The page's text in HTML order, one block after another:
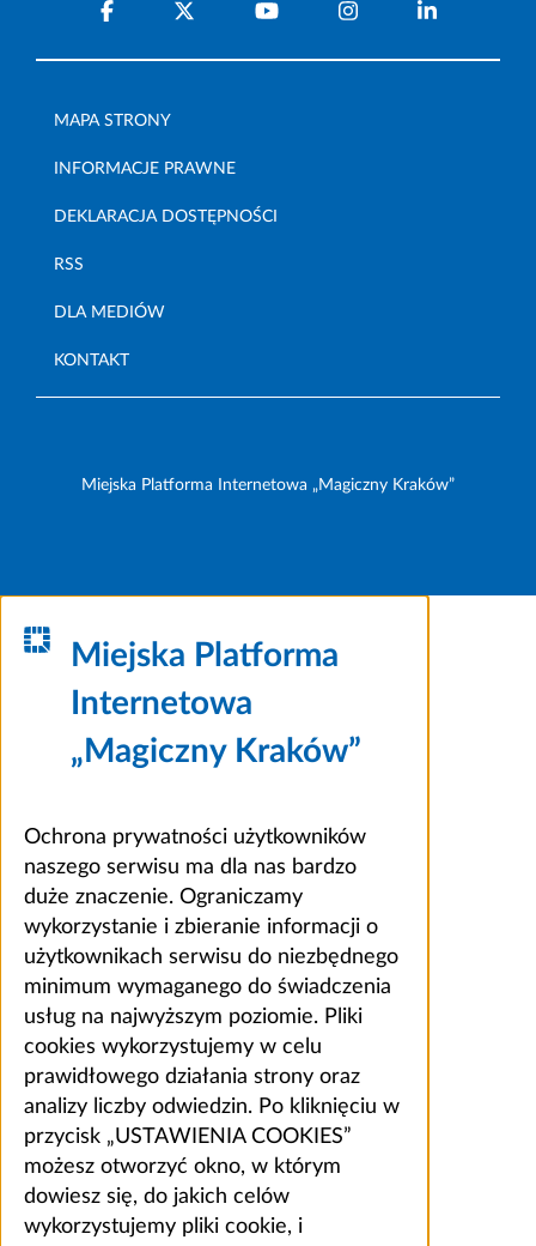
MAPA STRONY
INFORMACJE PRAWNE
DEKLARACJA DOSTĘPNOŚCI
RSS
DLA MEDIÓW
KONTAKT
Miejska Platforma Internetowa „Magiczny Kraków”
Miejska Platforma
Internetowa
„Magiczny Kraków”
Ochrona prywatności użytkowników
naszego serwisu ma dla nas bardzo
duże znaczenie. Ograniczamy
wykorzystanie i zbieranie informacji o
użytkownikach serwisu do niezbędnego
minimum wymaganego do świadczenia
usług na najwyższym poziomie. Pliki
cookies wykorzystujemy w celu
prawidłowego działania strony oraz
analizy liczby odwiedzin. Po kliknięciu w
przycisk „USTAWIENIA COOKIES”
możesz otworzyć okno, w którym
dowiesz się, do jakich celów
wykorzystujemy pliki cookie, i